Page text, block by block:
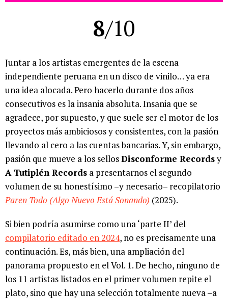
8/10
Juntar a los artistas emergentes de la escena
independiente peruana en un disco de vinilo… ya era
una idea alocada. Pero hacerlo durante dos años
consecutivos es la insania absoluta. Insania que se
agradece, por supuesto, y que suele ser el motor de los
proyectos más ambiciosos y consistentes, con la pasión
llevando al cero a las cuentas bancarias. Y, sin embargo,
pasión que mueve a los sellosDisconforme Recordsy
A Tutiplén Records a presentarnos el segundo
volumen de su honestísimo –y necesario– recopilatorio
Paren Todo (Algo Nuevo Está Sonando) (2025).
Si bien podría asumirse como una ‘parte II’ del
compilatorio editado en 2024, no es precisamente una
continuación. Es, más bien, una ampliación del
panorama propuesto en el Vol. 1. De hecho, ninguno de
los 11 artistas listados en el primer volumen repite el
plato, sino que hay una selección totalmente nueva –a